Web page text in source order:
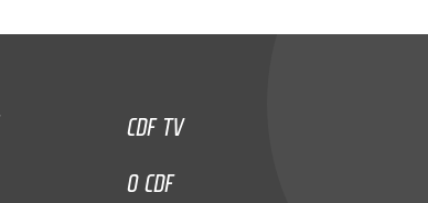
CDF TV
O CDF